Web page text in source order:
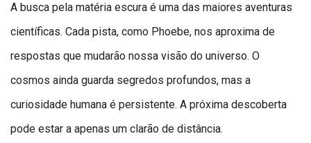
A busca pela matéria escura é uma das maiores aventuras
científicas. Cada pista, como Phoebe, nos aproxima de
respostas que mudarão nossa visão do universo. O
cosmos ainda guarda segredos profundos, mas a
curiosidade humana é persistente. A próxima descoberta
pode estar a apenas um clarão de distância.